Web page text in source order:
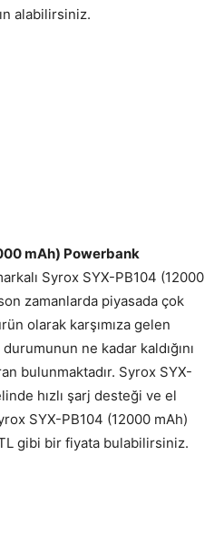
alabilirsiniz.
mAh) Powerbank
Syrox SYX-PB104 (12000
zamanlarda piyasada çok
olarak karşımıza gelen
ne kadar kaldığını
bulunmaktadır. Syrox SYX-
hızlı şarj desteği ve el
SYX-PB104 (12000 mAh)
gibi bir fiyata bulabilirsiniz.